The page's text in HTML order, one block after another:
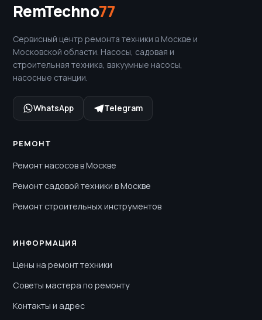
RemTechno77
Сервисный центр ремонта техники в Москве и
Московской области. Насосы, садовая и
строительная техника, вакуумные насосы,
насосные станции.
WhatsApp Telegram
РЕМОНТ
Ремонт насосов в Москве
Ремонт садовой техники в Москве
Ремонт строительных инструментов
ИНФОРМАЦИЯ
Цены на ремонт техники
Советы мастера по ремонту
Контакты и адрес